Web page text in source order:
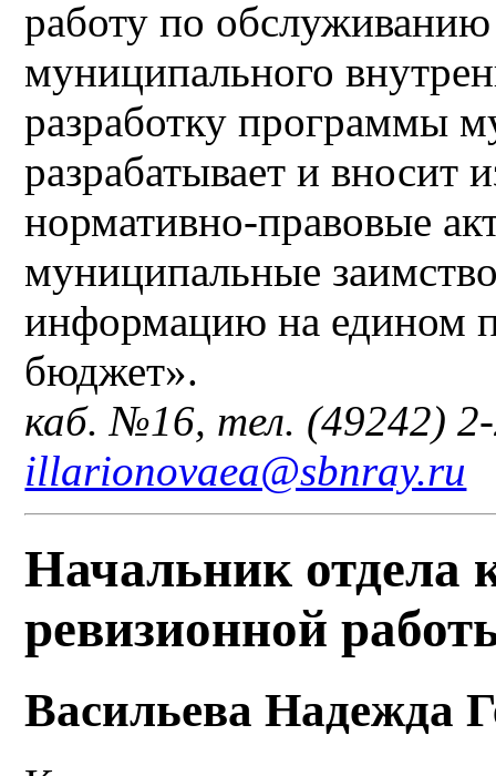
работу по
муниципального
разработку программы
разрабатывает и вносит
нормативно-правовые
муниципальные
информацию на едином
бюджет».
каб. №16, тел. (49242)
illarionovaea@sbnray.ru
Начальник отдела
ревизионной
Васильева Надежда